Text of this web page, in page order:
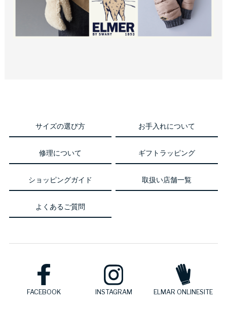
サイズの選び方 お手入れについて
修理について ギフトラッピング
ショッピングガイド 取扱い店舗一覧
よくあるご質問
FACEBOOK INSTAGRAM ELMAR ONLINESITE